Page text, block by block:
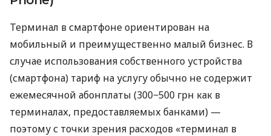
Терминал в смартфоне ориентирован на
мобильный и преимущественно малый бизнес. В
случае использования собственного устройства
(смартфона) тариф на услугу обычно не содержит
ежемесячной абонплаты (300−500 грн как в
терминалах, предоставляемых банками) —
поэтому с точки зрения расходов «терминал в